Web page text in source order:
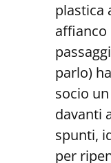
plastica
affianco
parlo)
socio
davanti
spunti,
per